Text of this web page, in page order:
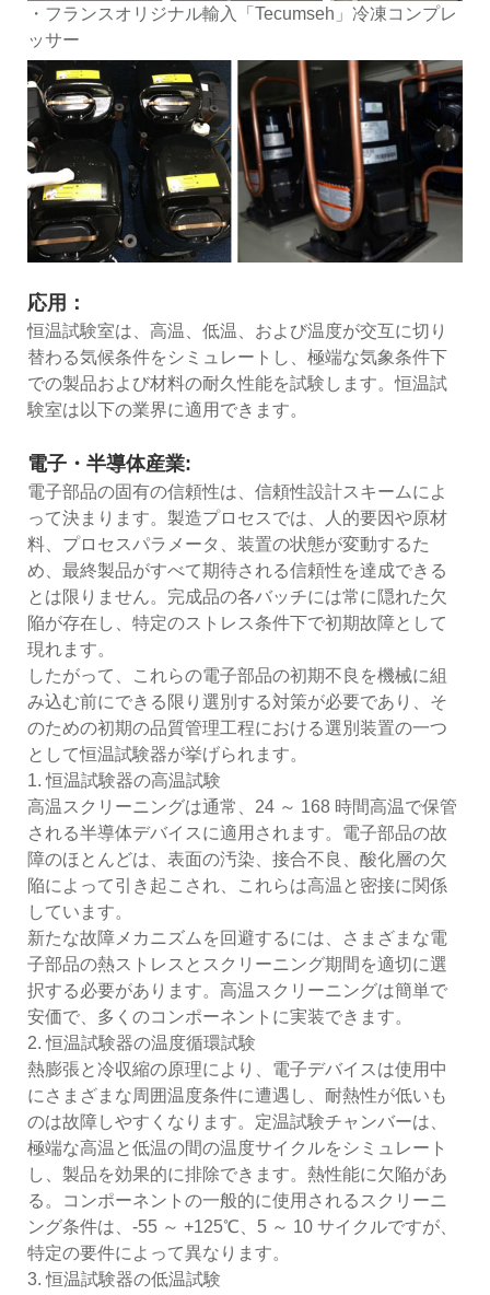
・フランスオリジナル輸入「Tecumseh」冷凍コンプレ
ッサー
応用：
恒温試験室は、高温、低温、および温度が交互に切り
替わる気候条件をシミュレートし、極端な気象条件下
での製品および材料の耐久性能を試験します。恒温試
験室は以下の業界に適用できます。
電子・半導体産業:
電子部品の固有の信頼性は、信頼性設計スキームによ
って決まります。製造プロセスでは、人的要因や原材
料、プロセスパラメータ、装置の状態が変動するた
め、最終製品がすべて期待される信頼性を達成できる
とは限りません。完成品の各バッチには常に隠れた欠
陥が存在し、特定のストレス条件下で初期故障として
現れます。
したがって、これらの電子部品の初期不良を機械に組
み込む前にできる限り選別する対策が必要であり、そ
のための初期の品質管理工程における選別装置の一つ
として恒温試験器が挙げられます。
1. 恒温試験器の高温試験
高温スクリーニングは通常、24 ～ 168 時間高温で保管
される半導体デバイスに適用されます。電子部品の故
障のほとんどは、表面の汚染、接合不良、酸化層の欠
陥によって引き起こされ、これらは高温と密接に関係
しています。
新たな故障メカニズムを回避するには、さまざまな電
子部品の熱ストレスとスクリーニング期間を適切に選
択する必要があります。高温スクリーニングは簡単で
安価で、多くのコンポーネントに実装できます。
2. 恒温試験器の温度循環試験
熱膨張と冷収縮の原理により、電子デバイスは使用中
にさまざまな周囲温度条件に遭遇し、耐熱性が低いも
のは故障しやすくなります。定温試験チャンバーは、
極端な高温と低温の間の温度サイクルをシミュレート
し、製品を効果的に排除できます。熱性能に欠陥があ
る。コンポーネントの一般的に使用されるスクリーニ
ング条件は、-55 ～ +125℃、5 ～ 10 サイクルですが、
特定の要件によって異なります。
3. 恒温試験器の低温試験